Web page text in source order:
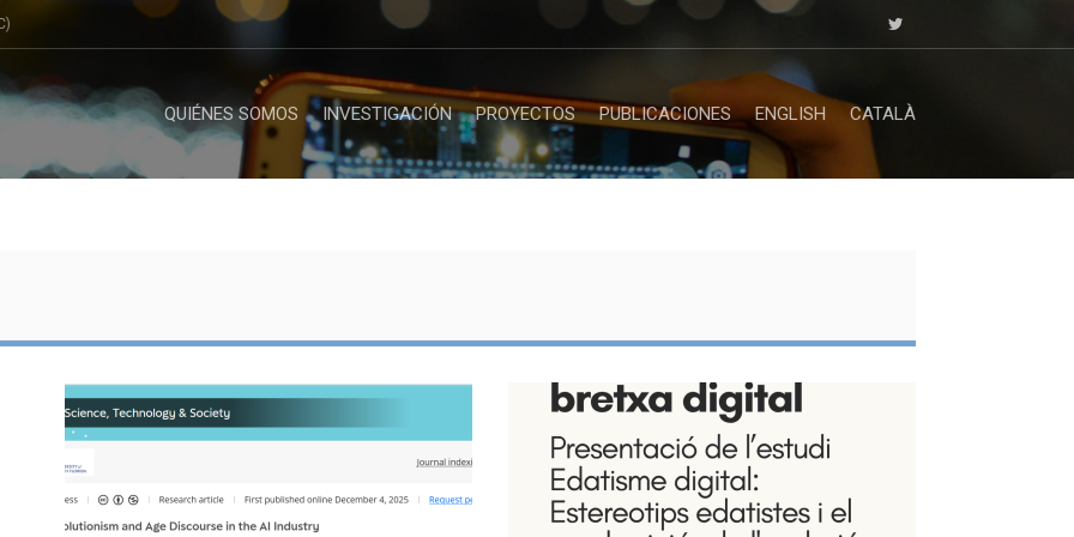
QUIÉNES SOMOS INVESTIGACIÓN PROYECTOS PUBLICACIONES ENGLISH CATALÀ